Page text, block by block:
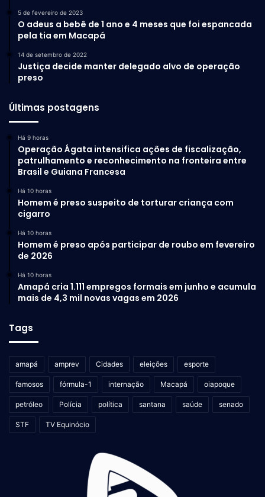
5 de fevereiro de 2023
O adeus a bebê de 1 ano e 4 meses que foi espancada
pela tia em Macapá
14 de setembro de 2022
Justiça decide manter delegado alvo de operação
preso
Últimas postagens
Há 9 horas
Operação Ágata intensifica ações de fiscalização,
patrulhamento e reconhecimento na fronteira entre
Brasil e Guiana Francesa
Há 10 horas
Homem é preso suspeito de torturar criança com
cigarro
Há 10 horas
Homem é preso após participar de roubo em fevereiro
de 2026
Há 10 horas
Amapá cria 1.111 empregos formais em junho e acumula
mais de 4,3 mil novas vagas em 2026
Tags
amapá amprev Cidades eleições esporte
famosos fórmula-1 internação Macapá oiapoque
petróleo Polícia política santana saúde senado
STF TV Equinócio